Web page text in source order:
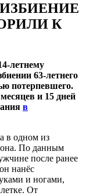
К
летнему
63-летнего
потерпевшего.
и 15 дней
в
в одном из
По данным
после ранее
нанёс
и ногами,
От